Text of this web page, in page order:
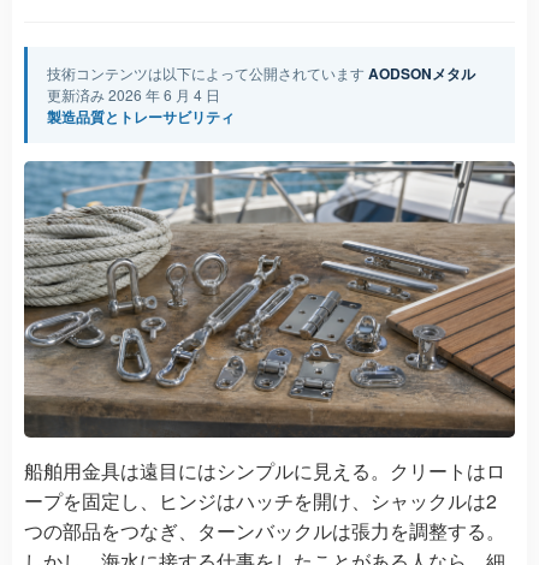
技術コンテンツは以下によって公開されています AODSONメタル
更新済み 2026 年 6 月 4 日
製造品質とトレーサビリティ
船舶用金具は遠目にはシンプルに見える。クリートはロ
ープを固定し、ヒンジはハッチを開け、シャックルは2
つの部品をつなぎ、ターンバックルは張力を調整する。